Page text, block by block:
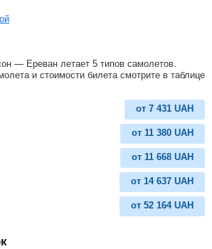
— Ереван летает 5 типов самолетов.
и стоимости билета смотрите в таблице
от 7 431 UAH
от 11 380 UAH
от 11 668 UAH
от 14 637 UAH
от 52 164 UAH